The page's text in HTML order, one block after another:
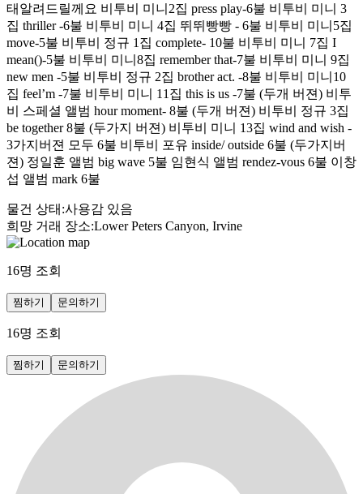
태알려드릴께요 비투비 미니2집 press play-6불 비투비 미니 3
집 thriller -6불 비투비 미니 4집 뛰뛰빵빵 - 6불 비투비 미니5집
move-5불 비투비 정규 1집 complete- 10불 비투비 미니 7집 I
mean()-5불 비투비 미니8집 remember that-7불 비투비 미니 9집
new men -5불 비투비 정규 2집 brother act. -8불 비투비 미니10
집 feel’m -7불 비투비 미니 11집 this is us -7불 (두개 버젼) 비투
비 스페셜 앨범 hour moment- 8불 (두개 버젼) 비투비 정규 3집
be together 8불 (두가지 버젼) 비투비 미니 13집 wind and wish -
3가지버젼 모두 6불 비투비 포유 inside/ outside 6불 (두가지버
젼) 정일훈 앨범 big wave 5불 임현식 앨범 rendez-vous 6불 이창
섭 앨범 mark 6불
물건 상태 :사용감 있음
희망 거래 장소:Lower Peters Canyon, Irvine
16명 조회
찜하기 문의하기
16명 조회
찜하기 문의하기